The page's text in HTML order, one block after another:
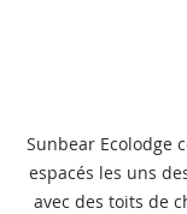
Sunbear Ecolodge
espacés les uns
avec des toits de